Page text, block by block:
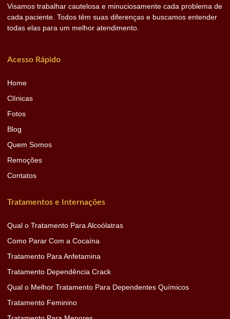
Visamos trabalhar cautelosa e minuciosamente cada problema de
cada paciente. Todos têm suas diferenças e buscamos entender
todas elas para um melhor atendimento.
Acesso Rápido
Home
Clínicas
Fotos
Blog
Quem Somos
Remoções
Contatos
Tratamentos e Internações
Qual o Tratamento Para Alcoólatras
Como Parar Com a Cocaína
Tratamento Para Anfetamina
Tratamento Dependência Crack
Qual o Melhor Tratamento Para Dependentes Químicos
Tratamento Feminino